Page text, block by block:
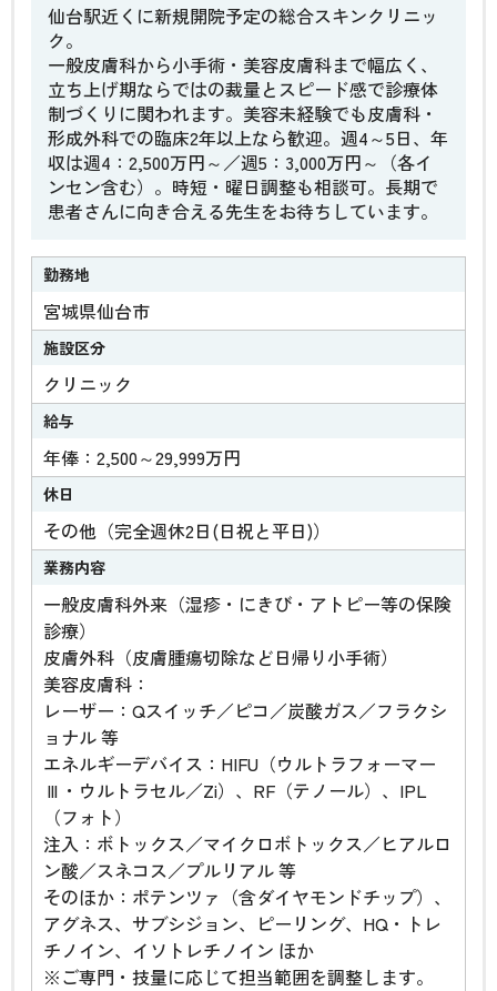
仙台駅近くに新規開院予定の総合スキンクリニッ
ク。
一般皮膚科から小手術・美容皮膚科まで幅広く、
立ち上げ期ならではの裁量とスピード感で診療体
制づくりに関われます。美容未経験でも皮膚科・
形成外科での臨床2年以上なら歓迎。週4～5日、年
収は週4：2,500万円～／週5：3,000万円～（各イ
ンセン含む）。時短・曜日調整も相談可。長期で
患者さんに向き合える先生をお待ちしています。
勤務地
宮城県仙台市
施設区分
クリニック
給与
年俸：2,500～29,999万円
休日
その他（完全週休2日(日祝と平日)）
業務内容
一般皮膚科外来（湿疹・にきび・アトピー等の保険
診療）
皮膚外科（皮膚腫瘍切除など日帰り小手術）
美容皮膚科：
レーザー：Qスイッチ／ピコ／炭酸ガス／フラクシ
ョナル 等
エネルギーデバイス：HIFU（ウルトラフォーマー
Ⅲ・ウルトラセル／Zi）、RF（テノール）、IPL
（フォト）
注入：ボトックス／マイクロボトックス／ヒアルロ
ン酸／スネコス／プルリアル 等
そのほか：ポテンツァ（含ダイヤモンドチップ）、
アグネス、サブシジョン、ピーリング、HQ・トレ
チノイン、イソトレチノイン ほか
※ご専門・技量に応じて担当範囲を調整します。